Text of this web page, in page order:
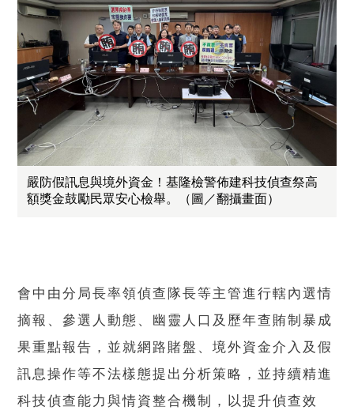
嚴防假訊息與境外資金！基隆檢警佈建科技偵查祭高
額獎金鼓勵民眾安心檢舉。（圖／翻攝畫面）
會中由分局長率領偵查隊長等主管進行轄內選情
摘報、參選人動態、幽靈人口及歷年查賄制暴成
果重點報告，並就網路賭盤、境外資金介入及假
訊息操作等不法樣態提出分析策略，並持續精進
科技偵查能力與情資整合機制，以提升偵查效